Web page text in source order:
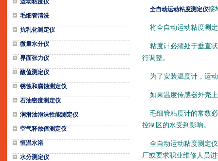
运动粘度仪
毛细管清洗
抗乳化测定仪
微量水分仪
界面张力仪
酸值测定仪
锈蚀和腐蚀测定仪
石油密度测定仪
润滑油泡沫性能测定仪
空气释放值测定仪
恒温水浴
水分测定仪
全自动运动粘度测定仪接
将全自动运动粘度测
粘度计必须处于垂直状
行调整。
为了安装温度计，运
如果温度传感器外壳上
毛细管粘度计的常数必
控制区的水受到影响。
全自动运动粘度测定仪
厂或要求职业维修人员